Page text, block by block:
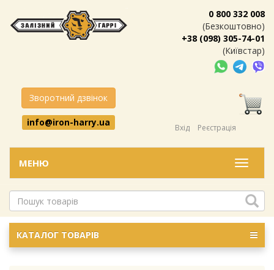
0 800 332 008
(Безкоштовно)
+38 (098) 305-74-01
(Київстар)
Зворотний дзвінок
info@iron-harry.ua
Вхід Реєстрація
Меню
МЕНЮ
КАТАЛОГ ТОВАРІВ